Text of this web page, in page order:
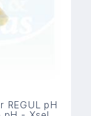
REGUL pH